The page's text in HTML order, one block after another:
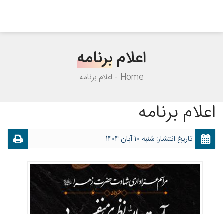
اعلامبرنامه
Home اعلام برنامه
اعلام برنامه
تاریخ انتشار: شنبه 10 آبان 1404